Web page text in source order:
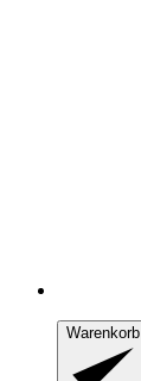
Warenkorb